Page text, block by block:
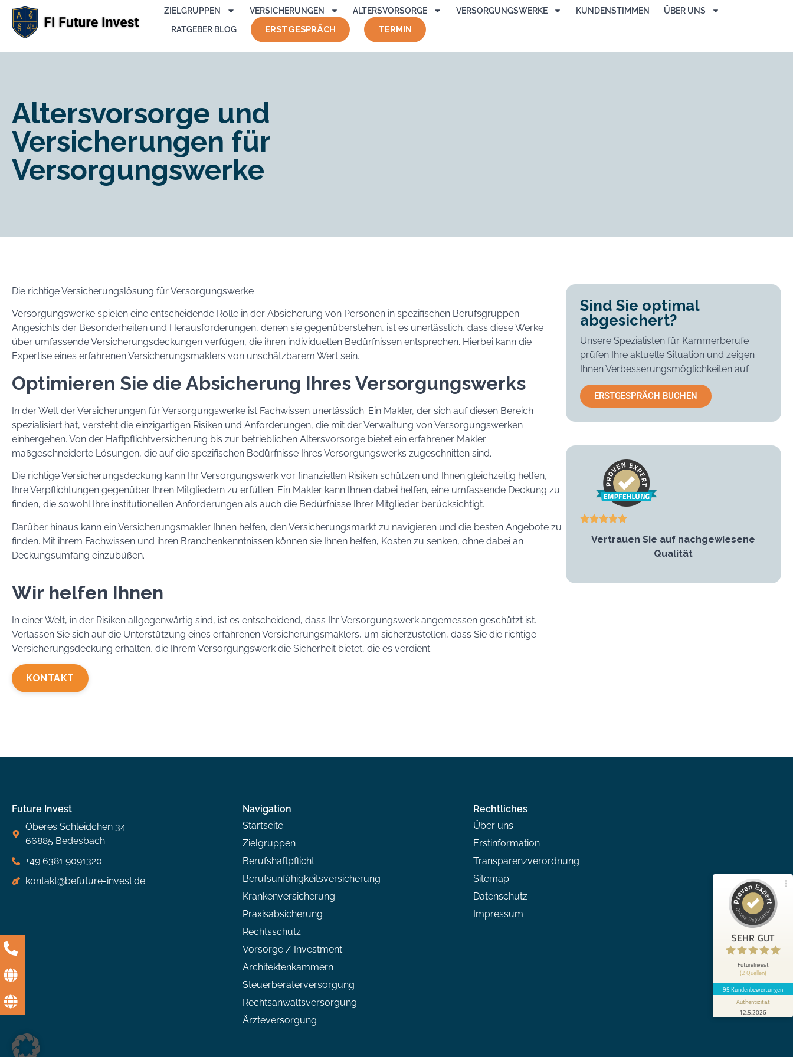
ZIELGRUPPEN VERSICHERUNGEN ALTERSVORSORGE VERSORGUNGSWERKE KUNDENSTIMMEN
ÜBER UNS
RATGEBER BLOG
ERSTGESPRÄCH TERMIN
Altersvorsorge und
Versicherungen für
Versorgungswerke
Die richtige Versicherungslösung für Versorgungswerke
Versorgungswerke spielen eine entscheidende Rolle in der Absicherung von Personen in spezifischen Berufsgruppen.
Angesichts der Besonderheiten und Herausforderungen, denen sie gegenüberstehen, ist es unerlässlich, dass diese Werke
über umfassende Versicherungsdeckungen verfügen, die ihren individuellen Bedürfnissen entsprechen. Hierbei kann die
Expertise eines erfahrenen Versicherungsmaklers von unschätzbarem Wert sein.
Optimieren Sie die Absicherung Ihres Versorgungswerks
In der Welt der Versicherungen für Versorgungswerke ist Fachwissen unerlässlich. Ein Makler, der sich auf diesen Bereich
spezialisiert hat, versteht die einzigartigen Risiken und Anforderungen, die mit der Verwaltung von Versorgungswerken
einhergehen. Von der Haftpflichtversicherung bis zur betrieblichen Altersvorsorge bietet ein erfahrener Makler
maßgeschneiderte Lösungen, die auf die spezifischen Bedürfnisse Ihres Versorgungswerks zugeschnitten sind.
Die richtige Versicherungsdeckung kann Ihr Versorgungswerk vor finanziellen Risiken schützen und Ihnen gleichzeitig helfen,
Ihre Verpflichtungen gegenüber Ihren Mitgliedern zu erfüllen. Ein Makler kann Ihnen dabei helfen, eine umfassende Deckung zu
finden, die sowohl Ihre institutionellen Anforderungen als auch die Bedürfnisse Ihrer Mitglieder berücksichtigt.
Darüber hinaus kann ein Versicherungsmakler Ihnen helfen, den Versicherungsmarkt zu navigieren und die besten Angebote zu
finden. Mit ihrem Fachwissen und ihren Branchenkenntnissen können sie Ihnen helfen, Kosten zu senken, ohne dabei an
Deckungsumfang einzubüßen.
Wir helfen Ihnen
In einer Welt, in der Risiken allgegenwärtig sind, ist es entscheidend, dass Ihr Versorgungswerk angemessen geschützt ist.
Verlassen Sie sich auf die Unterstützung eines erfahrenen Versicherungsmaklers, um sicherzustellen, dass Sie die richtige
Versicherungsdeckung erhalten, die Ihrem Versorgungswerk die Sicherheit bietet, die es verdient.
KONTAKT
Sind Sie optimal
abgesichert?
Unsere Spezialisten für Kammerberufe
prüfen Ihre aktuelle Situation und zeigen
Ihnen Verbesserungsmöglichkeiten auf.
ERSTGESPRÄCH BUCHEN
Vertrauen Sie auf nachgewiesene
Qualität
Future Invest
Oberes Schleidchen 34
66885 Bedesbach
+49 6381 9091320
kontakt@befuture-invest.de
Navigation
Startseite
Zielgruppen
Berufshaftpflicht
Berufsunfähigkeitsversicherung
Krankenversicherung
Praxisabsicherung
Rechtsschutz
Vorsorge / Investment
Architektenkammern
Steuerberaterversorgung
Rechtsanwaltsversorgung
Ärzteversorgung
Rechtliches
Über uns
Erstinformation
Transparenzverordnung
Sitemap
Datenschutz
Impressum
SEHR GUT
FutureInvest
(2 Quellen)
95 Kundenbewertungen
Authentizität
12.5.2026
54
Bewertungen auf
ProvenExpert.com
Blick aufs ProvenExpert-Profil werfen
Anonym
5
Besonders positiv Hervorzuheben ist der
persönliche sowie umfassende
Beratungsansatz. Ich habe mich von Anfa...